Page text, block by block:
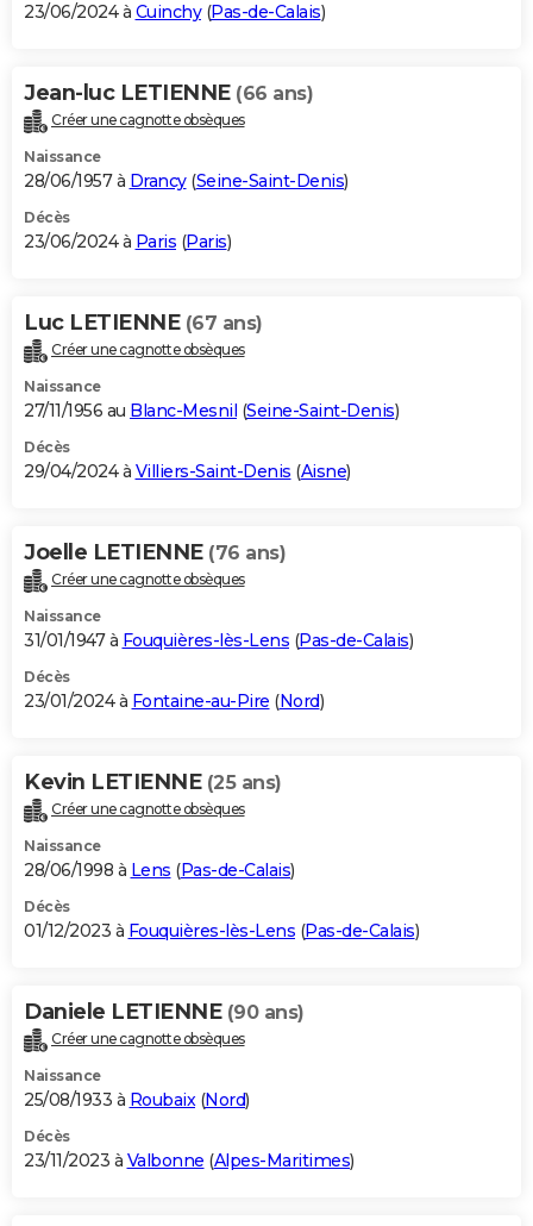
23/06/2024 à Cuinchy(Pas-de-Calais)
Jean-luc LETIENNE (66 ans)
Créer une cagnotte obsèques
Naissance
28/06/1957 à Drancy(Seine-Saint-Denis)
Décès
23/06/2024 à Paris (Paris)
Luc LETIENNE (67 ans)
Créer une cagnotte obsèques
Naissance
27/11/1956 au Blanc-Mesnil (Seine-Saint-Denis)
Décès
29/04/2024 à Villiers-Saint-Denis (Aisne)
Joelle LETIENNE (76 ans)
Créer une cagnotte obsèques
Naissance
31/01/1947 à Fouquières-lès-Lens (Pas-de-Calais)
Décès
23/01/2024 à Fontaine-au-Pire (Nord)
Kevin LETIENNE (25 ans)
Créer une cagnotte obsèques
Naissance
28/06/1998 à Lens (Pas-de-Calais)
Décès
01/12/2023 à Fouquières-lès-Lens (Pas-de-Calais)
Daniele LETIENNE (90 ans)
Créer une cagnotte obsèques
Naissance
25/08/1933 à Roubaix(Nord)
Décès
23/11/2023 à Valbonne (Alpes-Maritimes)